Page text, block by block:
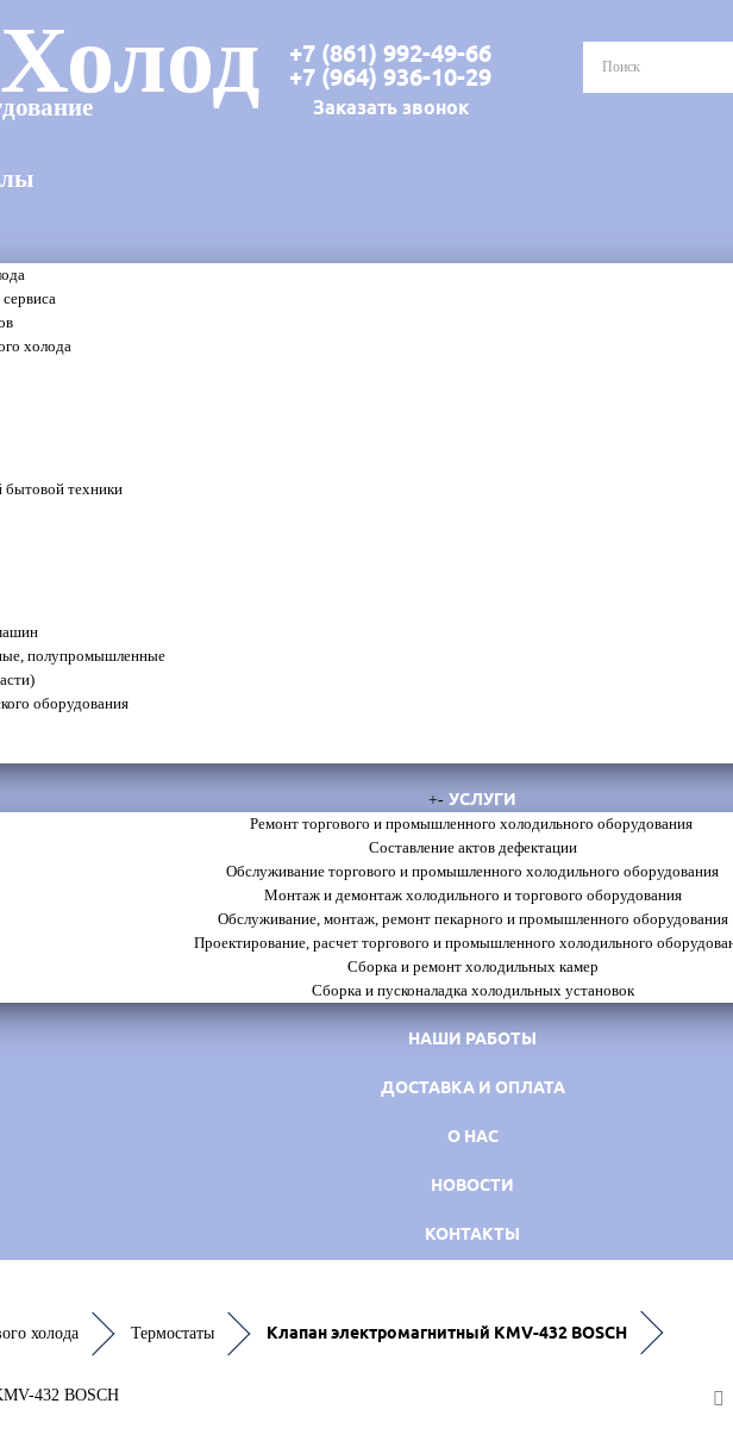
+7 (861) 992-49-66
+7 (964) 936-10-29
Заказать звонок
холода
бытовой техники
полупромышленные
оборудования
+- УСЛУГИ
Ремонт торгового и промышленного холодильного оборудования
Составление актов дефектации
Обслуживание торгового и промышленного холодильного оборудования
Монтаж и демонтаж холодильного и торгового оборудования
Обслуживание, монтаж, ремонт пекарного и промышленного оборудования
Проектирование, расчет торгового и промышленного холодильного
Сборка и ремонт холодильных камер
Сборка и пусконаладка холодильных установок
НАШИ РАБОТЫ
ДОСТАВКА И ОПЛАТА
О НАС
НОВОСТИ
КОНТАКТЫ
холода Термостаты Клапан электромагнитный KMV-432 BOSCH